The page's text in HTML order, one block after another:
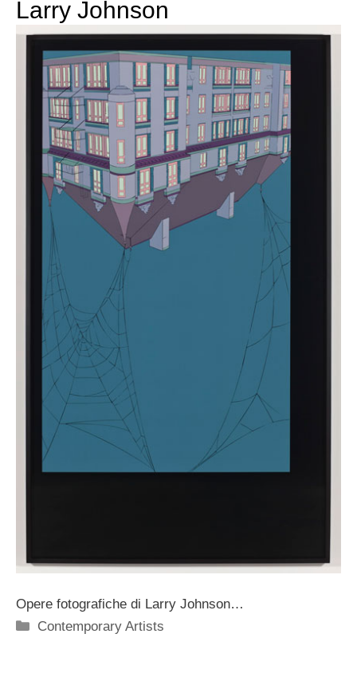
Larry Johnson
Opere fotografiche di Larry Johnson…
Categorie
Contemporary Artists